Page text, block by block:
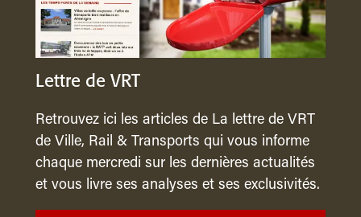
Lettre de VRT
Retrouvez ici les articles de La lettre de VRT
de Ville, Rail & Transports qui vous informe
chaque mercredi sur les dernières actualités
et vous livre ses analyses et ses exclusivités.